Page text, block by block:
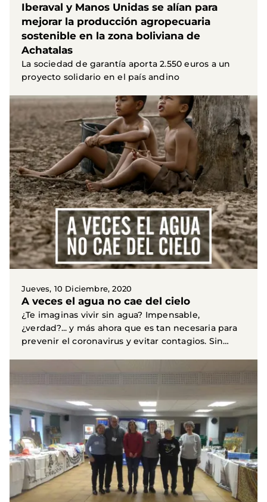
Iberaval y Manos Unidas se alían para
mejorar la producción agropecuaria
sostenible en la zona boliviana de
Achatalas
La sociedad de garantía aporta 2.550 euros a un
proyecto solidario en el país andino
Jueves, 10 Diciembre, 2020
A veces el agua no cae del cielo
¿Te imaginas vivir sin agua? Impensable,
¿verdad?... y más ahora que es tan necesaria para
prevenir el coronavirus y evitar contagios. Sin